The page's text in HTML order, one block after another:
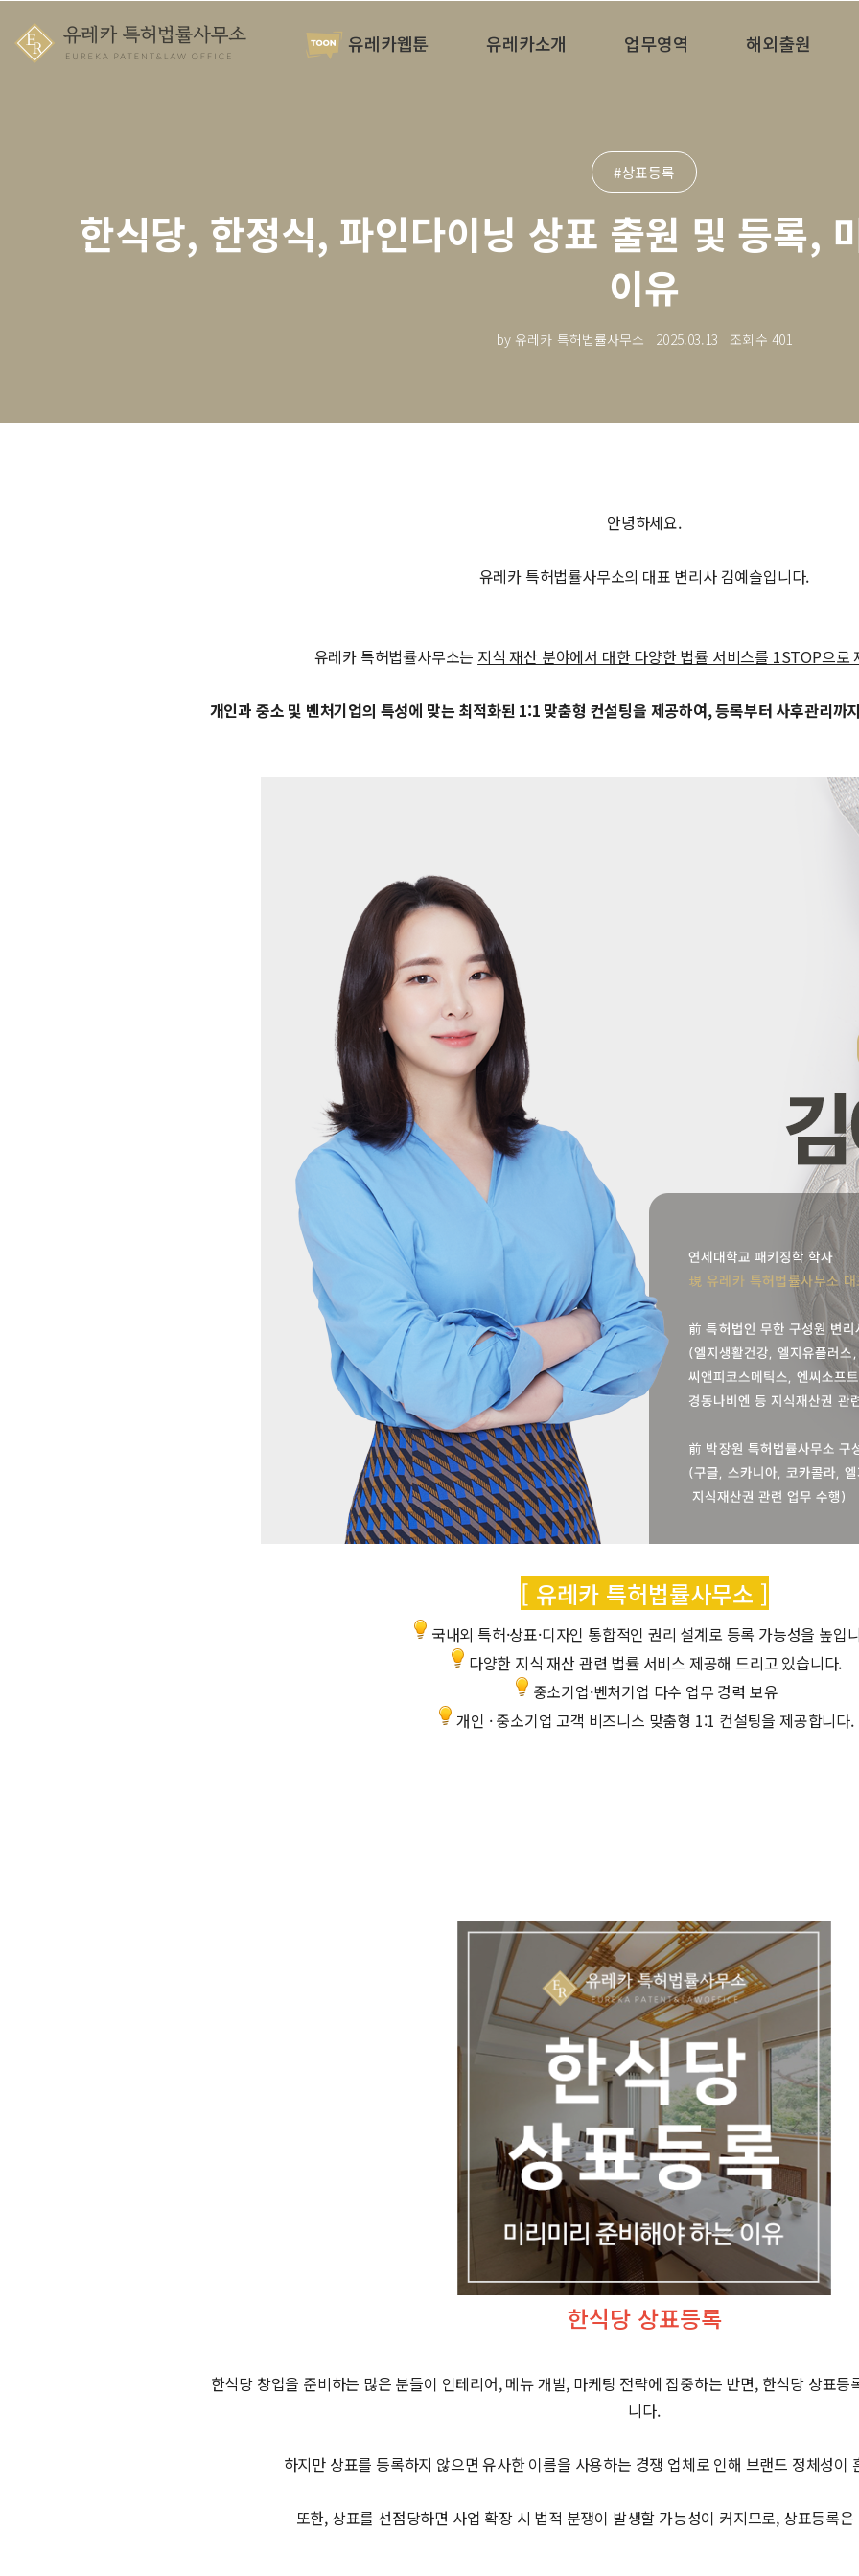
유레카웹툰 유레카소개 업무영역 해외출원
#상표등록
한식당, 한정식, 파인다이닝 상표 출원 및 등록,
이유
by 유레카 특허법률사무소 2025.03.13 조회수 401
안녕하세요.
유레카 특허법률사무소의 대표 변리사 김예슬입니다.
유레카 특허법률사무소는 지식 재산 분야에서 대한 다양한 법률 서비스를 1STOP으로
개인과 중소 및 벤처기업의 특성에 맞는 최적화된 1:1 맞춤형 컨설팅을 제공하여, 등록부터 사후관리까
[ 유레카 특허법률사무소 ]
국내외 특허·상표·디자인 통합적인 권리 설계로 등록 가능성을 높입
다양한 지식 재산 관련 법률 서비스 제공해 드리고 있습니다.
중소기업·벤처기업 다수 업무 경력 보유
개인 · 중소기업 고객 비즈니스 맞춤형 1:1 컨설팅을 제공합니다.
한식당 상표등록
한식당 창업을 준비하는 많은 분들이 인테리어, 메뉴 개발, 마케팅 전략에 집중하는 반면, 한식당 상표
니다.
하지만 상표를 등록하지 않으면 유사한 이름을 사용하는 경쟁 업체로 인해 브랜드 정체성이
또한, 상표를 선점당하면 사업 확장 시 법적 분쟁이 발생할 가능성이 커지므로, 상표등록